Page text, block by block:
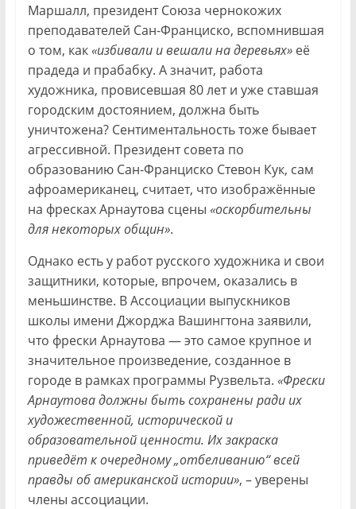
Маршалл, президент Союза чернокожих
преподавателей Сан-Франциско, вспомнившая
о том, как«избивали и вешали на деревьях»её
прадеда и прабабку. А значит, работа
художника, провисевшая 80 лет и уже ставшая
городским достоянием, должна быть
уничтожена? Сентиментальность тоже бывает
агрессивной. Президент совета по
образованию Сан-Франциско Стевон Кук, сам
афроамериканец, считает, что изображённые
на фресках Арнаутова сцены «оскорбительны
для некоторых общин».
Однако есть у работ русского художника и свои
защитники, которые, впрочем, оказались в
меньшинстве. В Ассоциации выпускников
школы имени Джорджа Вашингтона заявили,
что фрески Арнаутова — это самое крупное и
значительное произведение, созданное в
городе в рамках программы Рузвельта. «Фрески
Арнаутова должны быть сохранены ради их
художественной, исторической и
образовательной ценности. Их закраска
приведёт к очередному „отбеливанию“ всей
правды об американской истории», – уверены
члены ассоциации.